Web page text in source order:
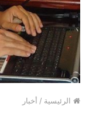
الرئيسية / أخبار